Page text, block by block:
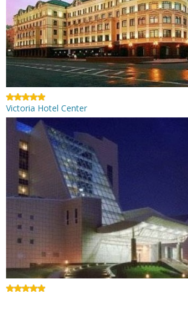
Victoria Hotel Center